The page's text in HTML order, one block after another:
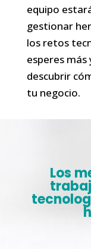
equipo
gestionar
los retos
esperes
descubrir
tu negocio.
Los